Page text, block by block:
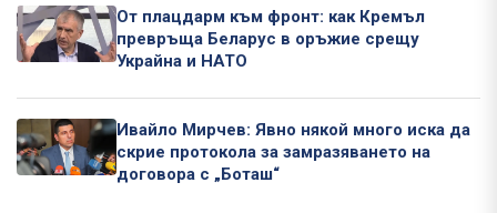
От плацдарм към фронт: как Кремъл
превръща Беларус в оръжие срещу
Украйна и НАТО
Ивайло Мирчев: Явно някой много иска да
скрие протокола за замразяването на
договора с „Боташ“